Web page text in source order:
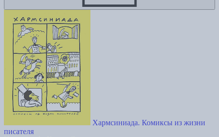
Хармсиниада. Комиксы из жизни
писателя